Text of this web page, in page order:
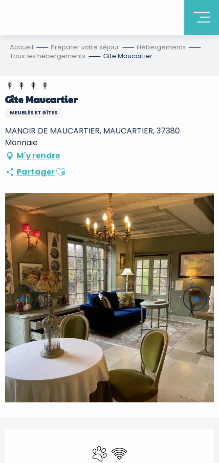
Accueil Préparer votre séjour
Hébergements
Tous les hébergements
Gîte Maucartier
Gîte Maucartier
MEUBLÉS ET GÎTES
MANOIR DE MAUCARTIER, MAUCARTIER, 37380
Monnaie
M'y rendre
PartagerAjouter aux favoris
Animaux acceptés
WiFi